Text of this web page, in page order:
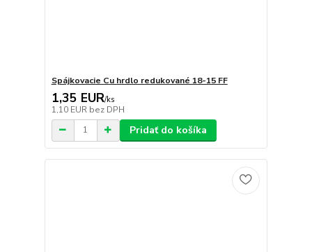
Spájkovacie Cu hrdlo redukované 18-15 FF
1,35 EUR/ks
1,10 EUR bez DPH
Pridať do košíka